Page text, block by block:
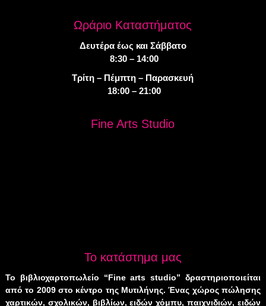
Ωράριο Καταστήματος
Δευτέρα έως και Σάββατο
8:30 – 14:00
Τρίτη – Πέμπτη – Παρασκευή
18:00 – 21:00
Fine Arts Studio
Το κατάστημα μας
Το βιβλιοχαρτοπωλείο “Fine arts studio” δραστηριοποιείται
από το 2009 στο κέντρο της Μυτιλήνης. Ένας χώρος πώλησης
χαρτικών, σχολικών, βιβλίων, ειδών χόμπυ, παιχνιδιών, ειδών